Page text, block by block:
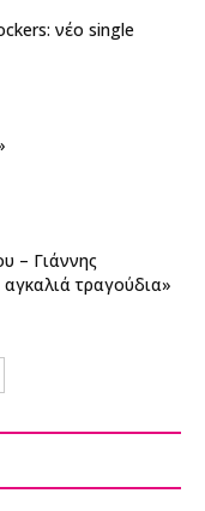
νέο single
– Γιάννης
τραγούδια»